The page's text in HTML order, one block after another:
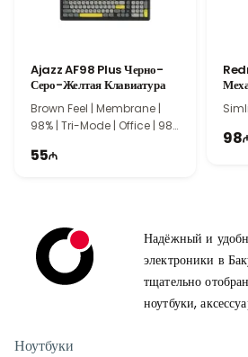
Ajazz AF98 Plus Черно-
Серо-Желтая Клавиатура
Brown Feel | Membrane |
98% | Tri-Mode | Office | 98
55
98
Надёжный и
электроники в
тщательно
ноутбуки,
Ноутбуки